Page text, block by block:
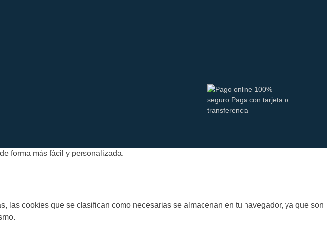
forma más fácil y personalizada.
las cookies que se clasifican como necesarias se almacenan en tu navegador, ya que son